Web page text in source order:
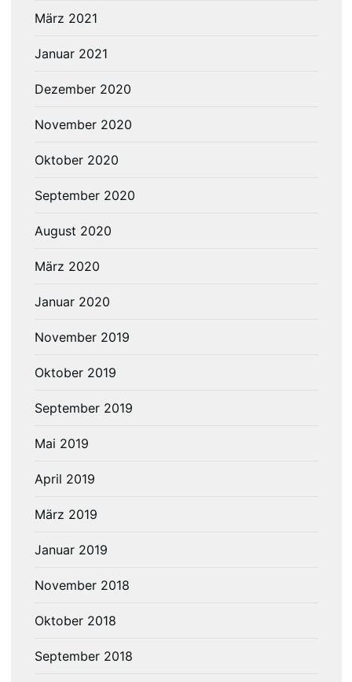
März 2021
Januar 2021
Dezember 2020
November 2020
Oktober 2020
September 2020
August 2020
März 2020
Januar 2020
November 2019
Oktober 2019
September 2019
Mai 2019
April 2019
März 2019
Januar 2019
November 2018
Oktober 2018
September 2018